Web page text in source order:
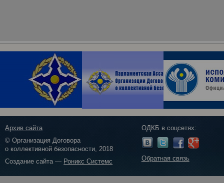
Архив сайта
© Организация Договора
о коллективной безопасности, 2018
Создание сайта — Роникс Системс
ОДКБ в соцсетях:
Обратная связь